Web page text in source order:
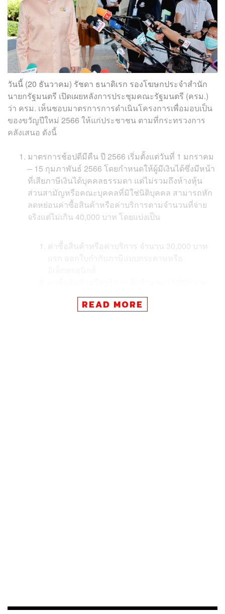
วันนี้ (20 ธันวาคม) รัชดา ธนาดิเรก รองโฆษกประจำสำนัก
นายกรัฐมนตรี เปิดเผยหลังการประชุมคณะรัฐมนตรี (ครม.)
ว่า ครม. เห็นชอบมาตรการการดำเนินโครงการเพื่อมอบเป็น
ของขวัญปีใหม่ 2566 ให้แก่ประชาชน ตามที่กระทรวงการ
คลังเสนอ ดังนี้
มาตรการช้อปดีมีคืน ปี 2566 เริ่มตั้งแต่วันที่ 1 มกราคม
– 15 กุมภาพันธ์ 2566 โดยกำหนดให้ผู้มีเงินได้ซึ่งมีหน้า
ที่เสียภาษีเงินได้บุคคลธรรมดา แต่ไม่รวมถึงห้างหุ้น
ส่วนสามัญหรือคณะบุคคลที่มิใช่นิติบุคคล สามารถหัก
ลดหย่อนค่าซื้อสินค้าหรือค่าบริการตามจำนวนที่จ่าย
จริงแต่ไม่เกิน 40,000 บาท โดยแบ่งเป็น
ค่าซื้อสินค้าหรือค่าบริการ จำนวน 30,000 บาท
READ MORE